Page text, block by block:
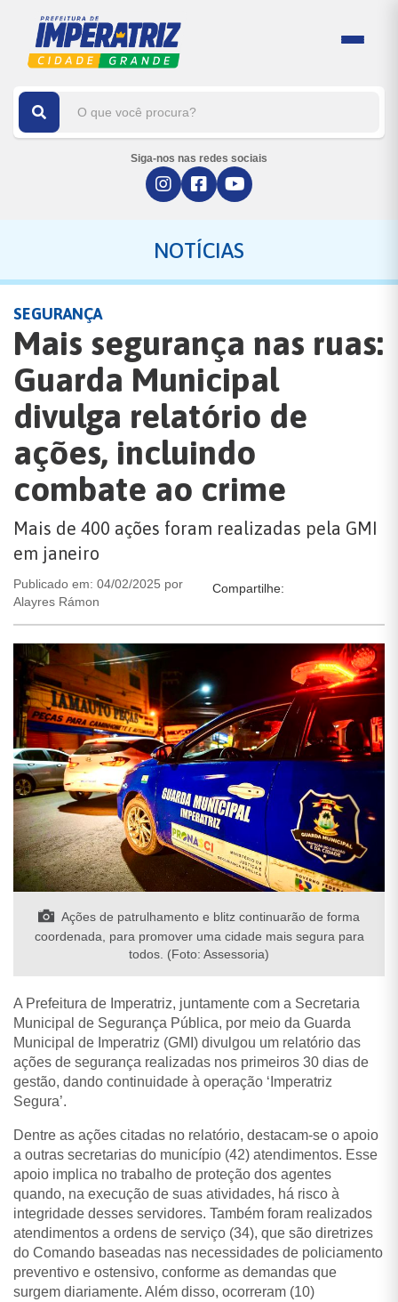
Siga-nos nas redes sociais
NOTÍCIAS
SEGURANÇA
Mais segurança nas ruas:
Guarda Municipal
divulga relatório de
ações, incluindo
combate ao crime
Mais de 400 ações foram realizadas pela GMI
em janeiro
Publicado em: 04/02/2025 por
Alayres Rámon
Compartilhe:
Ações de patrulhamento e blitz continuarão de forma
coordenada, para promover uma cidade mais segura para
todos. (Foto: Assessoria)
A Prefeitura de Imperatriz, juntamente com a Secretaria
Municipal de Segurança Pública, por meio da Guarda
Municipal de Imperatriz (GMI) divulgou um relatório das
ações de segurança realizadas nos primeiros 30 dias de
gestão, dando continuidade à operação ‘Imperatriz
Segura’.
Dentre as ações citadas no relatório, destacam-se o apoio
a outras secretarias do município (42) atendimentos. Esse
apoio implica no trabalho de proteção dos agentes
quando, na execução de suas atividades, há risco à
integridade desses servidores. Também foram realizados
atendimentos a ordens de serviço (34), que são diretrizes
do Comando baseadas nas necessidades de policiamento
preventivo e ostensivo, conforme as demandas que
surgem diariamente. Além disso, ocorreram (10)